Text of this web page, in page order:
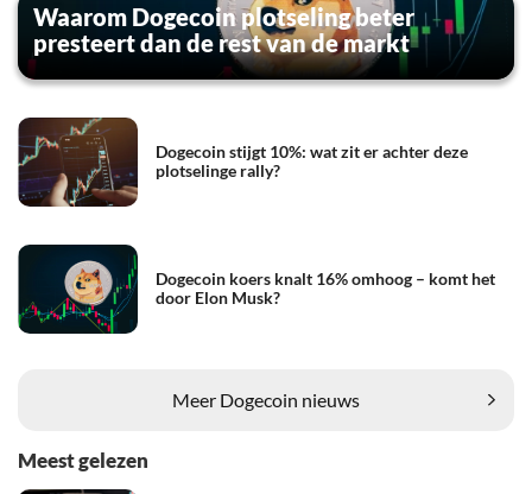
Waarom Dogecoin plotseling beter
presteert dan de rest van de markt
Dogecoin stijgt 10%: wat zit er achter deze
plotselinge rally?
Dogecoin koers knalt 16% omhoog – komt het
door Elon Musk?
Meer Dogecoin nieuws
Meest gelezen